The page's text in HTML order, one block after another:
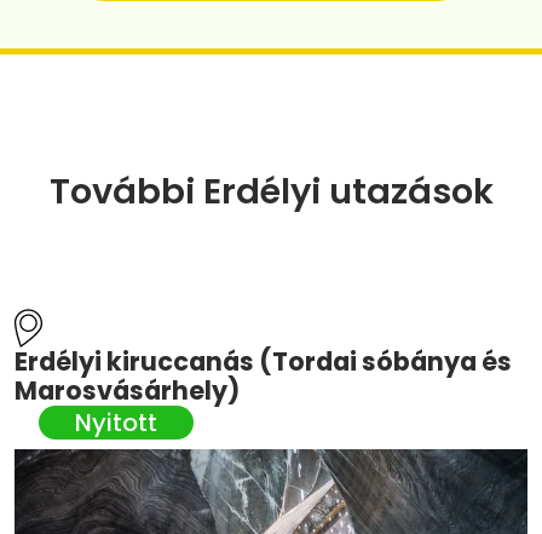
További Erdélyi utazások
Erdélyi kiruccanás (Tordai sóbánya és
Marosvásárhely)